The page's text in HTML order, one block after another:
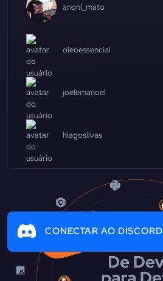
anoni_mato
oleoessencial
joelemanoel
hiagosilvas
CONECTAR AO DISCORD